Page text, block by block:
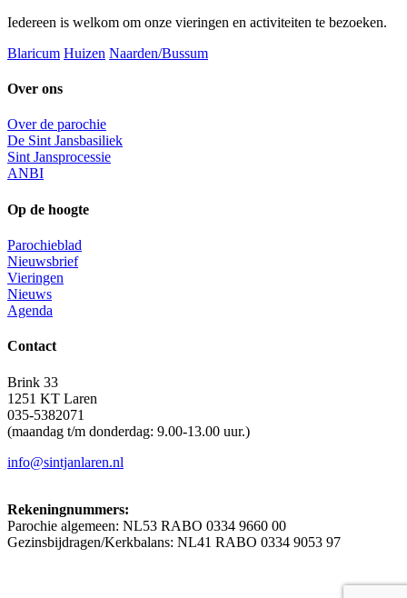
Iedereen is welkom om onze vieringen en activiteiten te bezoeken.
Blaricum Huizen Naarden/Bussum
Over ons
Over de parochie
De Sint Jansbasiliek
Sint Jansprocessie
ANBI
Op de hoogte
Parochieblad
Nieuwsbrief
Vieringen
Nieuws
Agenda
Contact
Brink 33
1251 KT Laren
035-5382071
(maandag t/m donderdag: 9.00-13.00 uur.)
info@sintjanlaren.nl
Rekeningnummers:
Parochie algemeen: NL53 RABO 0334 9660 00
Gezinsbijdragen/Kerkbalans: NL41 RABO 0334 9053 97